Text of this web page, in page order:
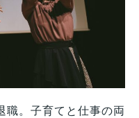
職。子育てと仕事の両